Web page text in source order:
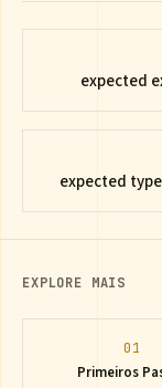
expected
expected
EXPLORE MAIS
01
Primeiros